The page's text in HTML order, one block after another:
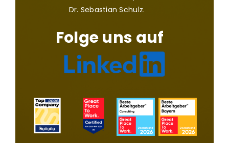
Dr. Sebastian Schulz.
Folge uns auf